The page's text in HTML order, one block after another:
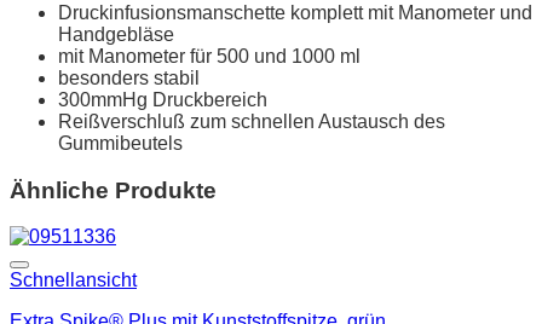
Druckinfusionsmanschette komplett mit Manometer und
Handgebläse
mit Manometer für 500 und 1000 ml
besonders stabil
300mmHg Druckbereich
Reißverschluß zum schnellen Austausch des
Gummibeutels
Ähnliche Produkte
Schnellansicht